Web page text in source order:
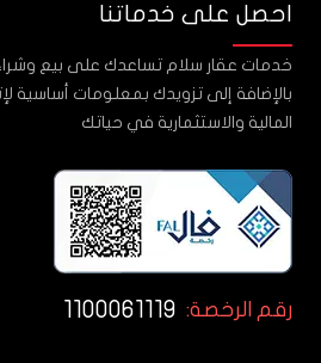
احصل على خدماتنا
خدمات عقار سلام تساعدك على بيع
بالإضافة إلى تزويدك بمعلومات أساسية
المالية والاستثمارية في حياتك
رقم الرخصة: 1100061119